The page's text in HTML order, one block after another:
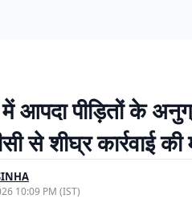
आपदा पीड़ितों के
से शीघ्र कार्रवाई की
10:09 PM (IST)